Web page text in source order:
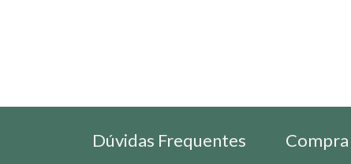
Dúvidas Frequentes